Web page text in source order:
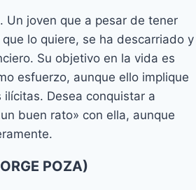
Un joven que a pesar de tener
lo quiere, se ha descarriado y
Su objetivo en la vida es
esfuerzo, aunque ello implique
Desea conquistar a
buen rato» con ella, aunque
POZA)